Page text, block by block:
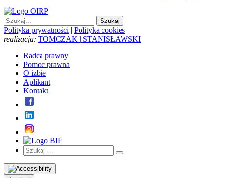
Polityka prywatności | Polityka cookies
realizacja: TOMCZAK | STANISŁAWSKI
Radca prawny
Pomoc prawna
O izbie
Aplikant
Kontakt
Szukaj:
Szukaj